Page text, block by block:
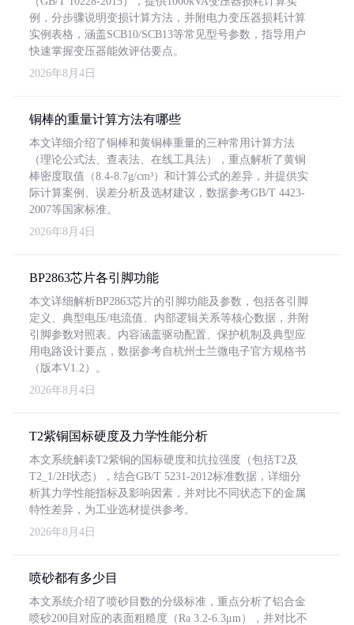
例，分步骤说明变损计算方法，并附电力变压器损耗计算
实例表格，涵盖SCB10/SCB13等常见型号参数，指导用户
快速掌握变压器能效评估要点。
2026年8月4日
铜棒的重量计算方法有哪些
本文详细介绍了铜棒和黄铜棒重量的三种常用计算方法
（理论公式法、查表法、在线工具法），重点解析了黄铜
棒密度取值（8.4-8.7g/cm³）和计算公式的差异，并提供实
际计算案例、误差分析及选材建议，数据参考GB/T 4423-
2007等国家标准。
2026年8月4日
BP2863芯片各引脚功能
本文详细解析BP2863芯片的引脚功能及参数，包括各引脚
定义、典型电压/电流值、内部逻辑关系等核心数据，并附
引脚参数对照表。内容涵盖驱动配置、保护机制及典型应
用电路设计要点，数据参考自杭州士兰微电子官方规格书
（版本V1.2）。
2026年8月4日
T2紫铜国标硬度及力学性能分析
本文系统解读T2紫铜的国标硬度和抗拉强度（包括T2及
T2_1/2H状态），结合GB/T 5231-2012标准数据，详细分
析其力学性能指标及影响因素，并对比不同状态下的金属
特性差异，为工业选材提供参考。
2026年8月4日
喷砂都有多少目
本文系统介绍了喷砂目数的分级标准，重点分析了铝合金
喷砂200目对应的表面粗糙度（Ra 3.2-6.3μm），并对比不